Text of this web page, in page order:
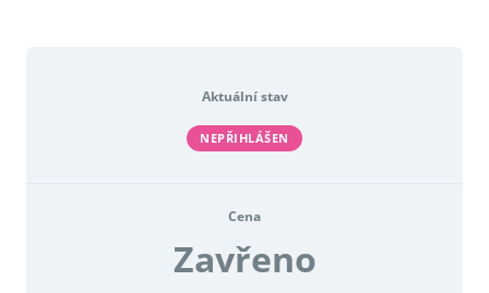
Aktuální stav
NEPŘIHLÁŠEN
Cena
Zavřeno